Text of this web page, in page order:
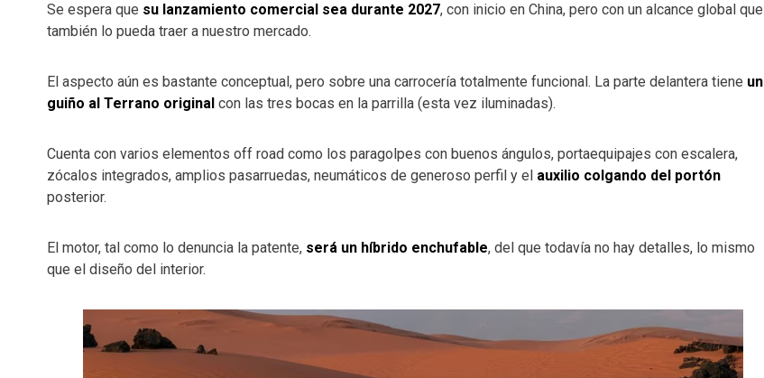
Se espera que su lanzamiento comercial sea durante 2027, con inicio en China, pero con un alcance global que
también lo pueda traer a nuestro mercado.
El aspecto aún es bastante conceptual, pero sobre una carrocería totalmente funcional. La parte delantera tiene un
guiño al Terrano original con las tres bocas en la parrilla (esta vez iluminadas).
Cuenta con varios elementos off road como los paragolpes con buenos ángulos, portaequipajes con escalera,
zócalos integrados, amplios pasarruedas, neumáticos de generoso perfil y el auxilio colgando del portón
posterior.
El motor, tal como lo denuncia la patente, será un híbrido enchufable, del que todavía no hay detalles, lo mismo
que el diseño del interior.